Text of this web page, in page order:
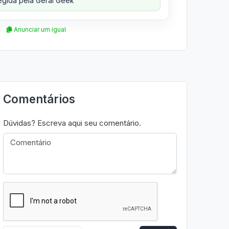
Anunciar um igual
Comentários
Dúvidas? Escreva aqui seu comentário.